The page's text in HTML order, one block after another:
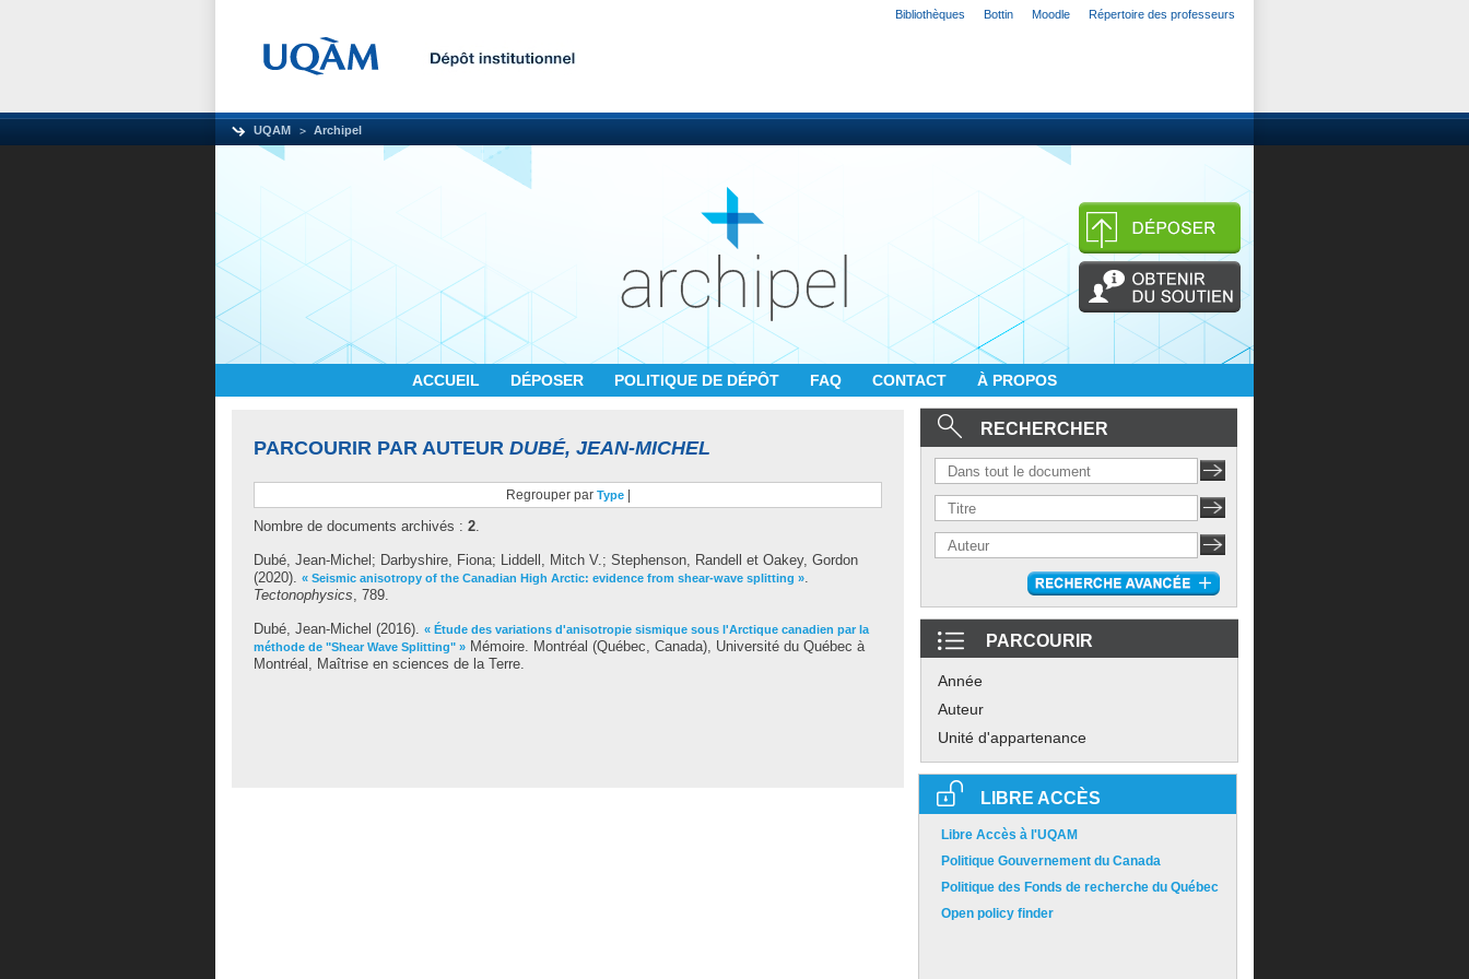
Bibliothèques Bottin Moodle Répertoire des professeurs
UQAM Archipel
ACCUEIL DÉPOSER POLITIQUE DE DÉPÔT FAQ CONTACT À PROPOS
PARCOURIR PAR AUTEUR DUBÉ, JEAN-MICHEL
Regrouper par Type
Nombre de documents archivés : 2.
Dubé, Jean-Michel ; Darbyshire, Fiona; Liddell, Mitch V.; Stephenson, Randell et Oakey, Gordon
(2020). « Seismic anisotropy of the Canadian High Arctic: evidence from shear-wave splitting ».
Tectonophysics, 789.
Dubé, Jean-Michel (2016). « Étude des variations d'anisotropie sismique sous l'Arctique canadien par la
méthode de "Shear Wave Splitting" » Mémoire. Montréal (Québec, Canada), Université du Québec à
Montréal, Maîtrise en sciences de la Terre.
RECHERCHER
PARCOURIR
Année
Auteur
Unité d'appartenance
LIBRE ACCÈS
Libre Accès à l'UQAM
Politique Gouvernement du Canada
Politique des Fonds de recherche du Québec
Open policy finder